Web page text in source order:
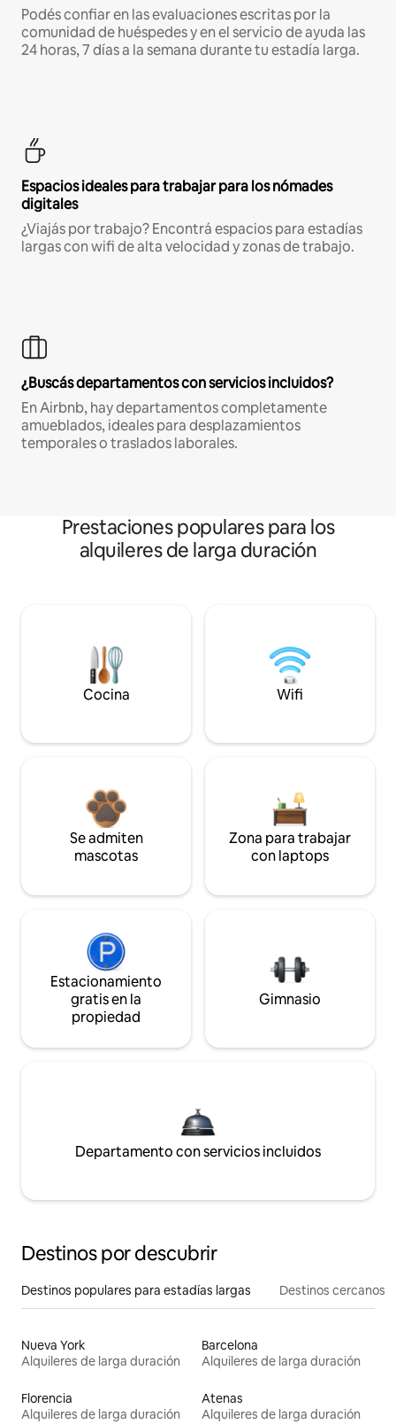
Podés confiar en las evaluaciones escritas por la
comunidad de huéspedes y en el servicio de ayuda las
24 horas, 7 días a la semana durante tu estadía larga.
Espacios ideales para trabajar para los nómades
digitales
¿Viajás por trabajo? Encontrá espacios para estadías
largas con wifi de alta velocidad y zonas de trabajo.
¿Buscás departamentos con servicios incluidos?
En Airbnb, hay departamentos completamente
amueblados, ideales para desplazamientos
temporales o traslados laborales.
Prestaciones populares para los
alquileres de larga duración
Cocina Wifi
Se admiten
mascotas
Zona para trabajar
con laptops
Estacionamiento
gratis en la
propiedad
Gimnasio
Departamento con servicios incluidos
Destinos por descubrir
Destinos populares para estadías largas Destinos cercanos
Nueva York
Alquileres de larga duración
Barcelona
Alquileres de larga duración
Florencia
Alquileres de larga duración
Atenas
Alquileres de larga duración